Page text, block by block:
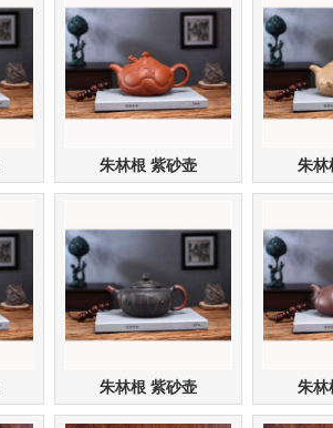
朱林根 紫砂壶 朱林
朱林根 紫砂壶 朱林